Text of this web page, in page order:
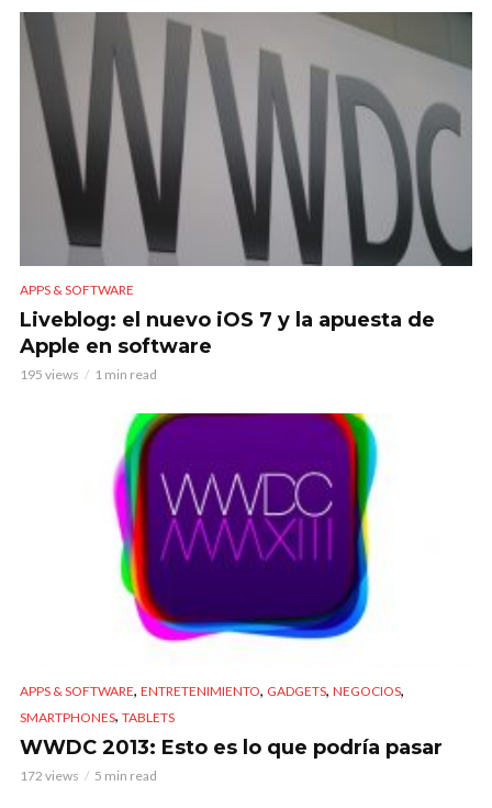
APPS & SOFTWARE
Liveblog: el nuevo iOS 7 y la apuesta de
Apple en software
195 views 1 min read
APPS & SOFTWARE, ENTRETENIMIENTO, GADGETS, NEGOCIOS,
SMARTPHONES, TABLETS
WWDC 2013: Esto es lo que podría pasar
172 views 5 min read